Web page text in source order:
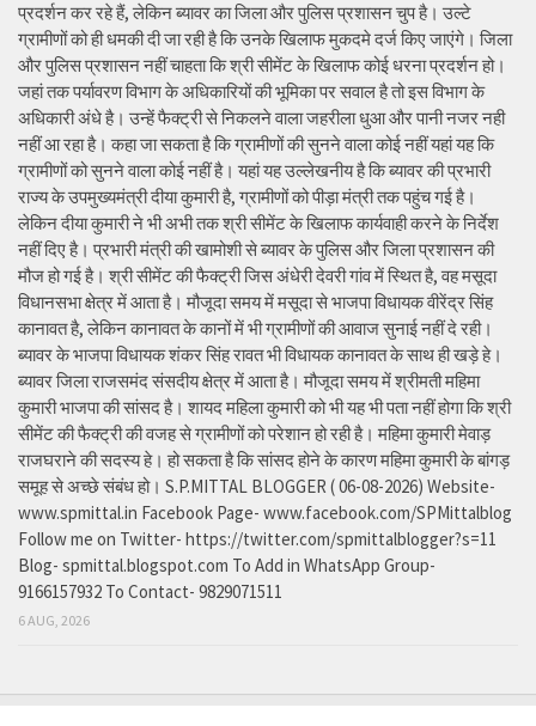
प्रदर्शन कर रहे हैं, लेकिन ब्यावर का जिला और पुलिस प्रशासन चुप है। उल्टे
ग्रामीणों को ही धमकी दी जा रही है कि उनके खिलाफ मुकदमे दर्ज किए जाएंगे। जिला
और पुलिस प्रशासन नहीं चाहता कि श्री सीमेंट के खिलाफ कोई धरना प्रदर्शन हो।
जहां तक पर्यावरण विभाग के अधिकारियों की भूमिका पर सवाल है तो इस विभाग के
अधिकारी अंधे है। उन्हें फैक्ट्री से निकलने वाला जहरीला धुआ और पानी नजर नही
नहीं आ रहा है। कहा जा सकता है कि ग्रामीणों की सुनने वाला कोई नहीं यहां यह कि
ग्रामीणों को सुनने वाला कोई नहीं है। यहां यह उल्लेखनीय है कि ब्यावर की प्रभारी
राज्य के उपमुख्यमंत्री दीया कुमारी है, ग्रामीणों को पीड़ा मंत्री तक पहुंच गई है।
लेकिन दीया कुमारी ने भी अभी तक श्री सीमेंट के खिलाफ कार्यवाही करने के निर्देश
नहीं दिए है। प्रभारी मंत्री की खामोशी से ब्यावर के पुलिस और जिला प्रशासन की
मौज हो गई है। श्री सीमेंट की फैक्ट्री जिस अंधेरी देवरी गांव में स्थित है, वह मसूदा
विधानसभा क्षेत्र में आता है। मौजूदा समय में मसूदा से भाजपा विधायक वीरेंद्र सिंह
कानावत है, लेकिन कानावत के कानों में भी ग्रामीणों की आवाज सुनाई नहीं दे रही।
ब्यावर के भाजपा विधायक शंकर सिंह रावत भी विधायक कानावत के साथ ही खड़े हे।
ब्यावर जिला राजसमंद संसदीय क्षेत्र में आता है। मौजूदा समय में श्रीमती महिमा
कुमारी भाजपा की सांसद है। शायद महिला कुमारी को भी यह भी पता नहीं होगा कि श्री
सीमेंट की फैक्ट्री की वजह से ग्रामीणों को परेशान हो रही है। महिमा कुमारी मेवाड़
राजघराने की सदस्य हे। हो सकता है कि सांसद होने के कारण महिमा कुमारी के बांगड़
समूह से अच्छे संबंध हो। S.P.MITTAL BLOGGER ( 06-08-2026) Website-
www.spmittal.in Facebook Page- www.facebook.com/SPMittalblog
Follow me on Twitter- https://twitter.com/spmittalblogger?s=11
Blog- spmittal.blogspot.com To Add in WhatsApp Group-
9166157932 To Contact- 9829071511
6 AUG, 2026